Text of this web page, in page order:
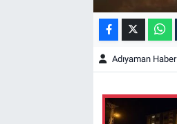
Adıyaman Haber
Şambayat Haber